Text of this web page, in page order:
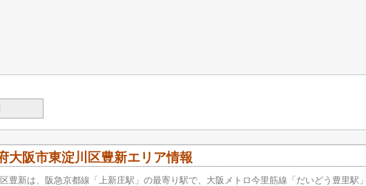
大阪市東淀川区豊新エリア情報
豊新は、阪急京都線「上新庄駅」の最寄り駅で、大阪メトロ今里筋線「だいどう豊里駅